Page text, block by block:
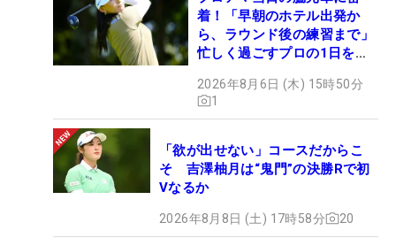
着！「早朝のホテル出発か
ら、ラウンド後の練習まで」
忙しく過ごすプロの1日を公
2026年8月6日 (木) 15時50分
1
「欲が出せない」コースだからこ
そ 吉澤柚月は“鬼門”の決勝Rで初
Vなるか
2026年8月8日 (土) 17時58分 20